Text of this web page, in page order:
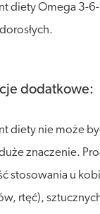
diety Omega 3-
dodatkowe:
diety nie może
znaczenie.
stosowania u
rtęć),